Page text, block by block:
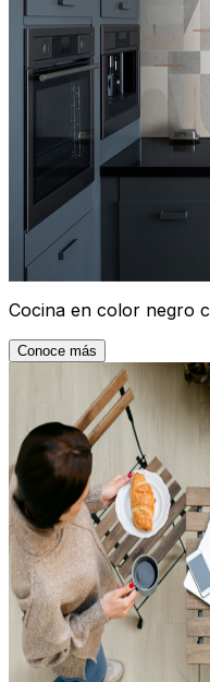
Cocina en color negro
Conoce más